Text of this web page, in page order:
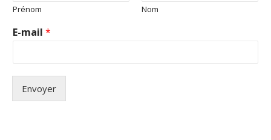
Prénom Nom
E-mail *
Envoyer